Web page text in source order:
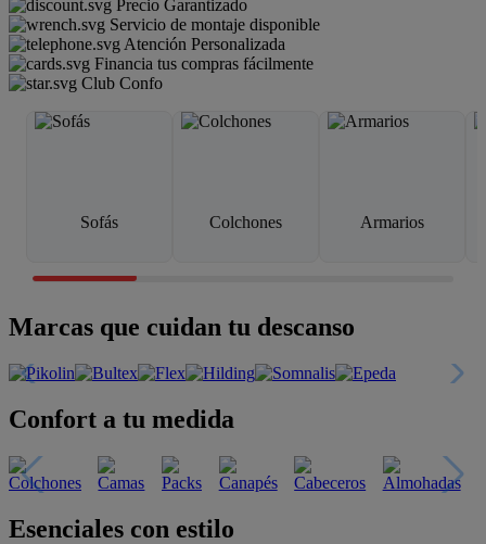
Precio Garantizado
Servicio de montaje disponible
Atención Personalizada
Financia tus compras fácilmente
Club Confo
Sofás Colchones Armarios
Marcas que cuidan tu descanso
Confort a tu medida
Esenciales con estilo